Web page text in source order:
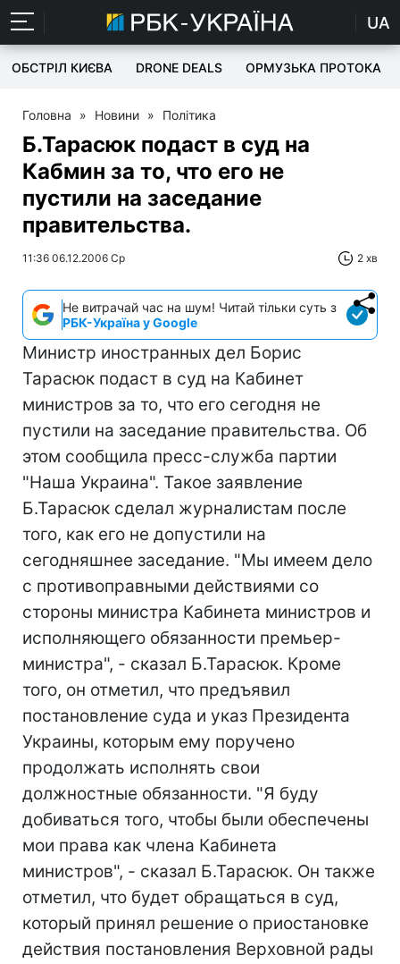
UA
ОБСТРІЛ КИЄВА DRONE DEALS ОРМУЗЬКА ПРОТОКА
Головна » Новини » Політика
Б.Тарасюк подаст в суд на
Кабмин за то, что его не
пустили на заседание
правительства.
11:36 06.12.2006 Ср 2 хв
Не витрачай час на шум! Читай тільки суть з
РБК-Україна у Google
Министр иностранных дел Борис
Тарасюк подаст в суд на Кабинет
министров за то, что его сегодня не
пустили на заседание правительства. Об
этом сообщила пресс-служба партии
"Наша Украина". Такое заявление
Б.Тарасюк сделал журналистам после
того, как его не допустили на
сегодняшнее заседание. "Мы имеем дело
с противоправными действиями со
стороны министра Кабинета министров и
исполняющего обязанности премьер-
министра", - сказал Б.Тарасюк. Кроме
того, он отметил, что предъявил
постановление суда и указ Президента
Украины, которым ему поручено
продолжать исполнять свои
должностные обязанности. "Я буду
добиваться того, чтобы были обеспечены
мои права как члена Кабинета
министров", - сказал Б.Тарасюк. Он также
отметил, что будет обращаться в суд,
который принял решение о приостановке
действия постановления Верховной рады